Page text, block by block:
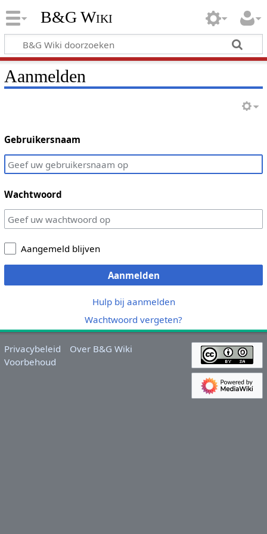
B&G Wiki
Aanmelden
Gebruikersnaam
Wachtwoord
Aangemeld blijven
Aanmelden
Hulp bij aanmelden
Wachtwoord vergeten?
Privacybeleid
Over B&G Wiki
Voorbehoud